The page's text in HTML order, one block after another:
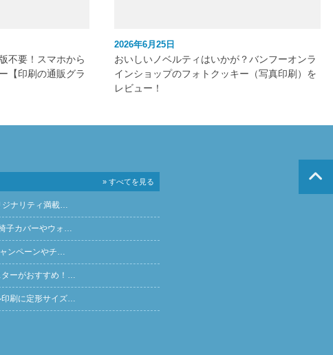
不要！スマホから
【印刷の通販グラ
2026年6月25日
おいしいノベルティはいかが？バンフーオンラ
インショップのフォトクッキー（写真印刷）を
レビュー！
» すべてを見る
ジナリティ満載…
子カバーやウォ…
ンペーンやチ…
ターがおすすめ！…
印刷に定形サイズ…